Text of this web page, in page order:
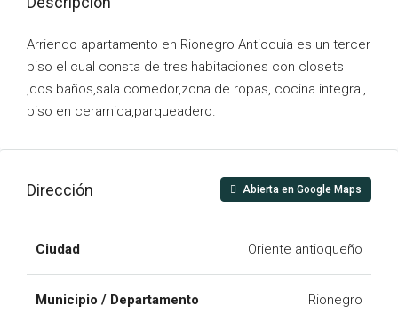
Arriendo apartamento en Rionegro Antioquia es un tercer
piso el cual consta de tres habitaciones con closets
,dos baños,sala comedor,zona de ropas, cocina integral,
piso en ceramica,parqueadero.
Dirección Abierta en Google Maps
Ciudad Oriente antioqueño
Municipio / Departamento Rionegro